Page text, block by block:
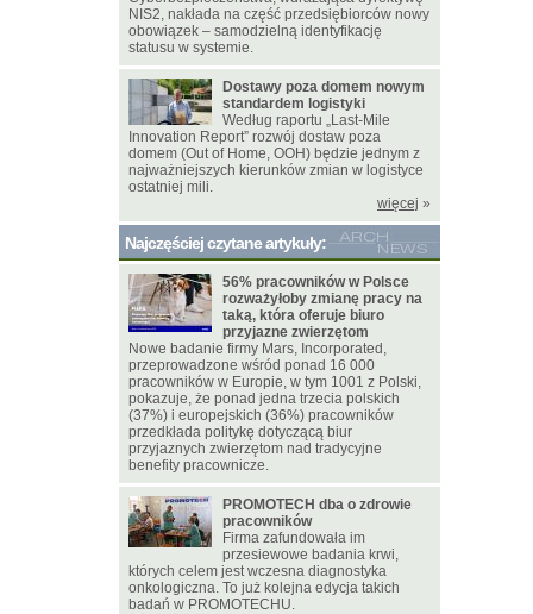
NIS2, nakłada na część przedsiębiorców nowy
obowiązek – samodzielną identyfikację
statusu w systemie.
Dostawy poza domem nowym
standardem logistyki
Według raportu „Last-Mile
Innovation Report” rozwój dostaw poza
domem (Out of Home, OOH) będzie jednym z
najważniejszych kierunków zmian w logistyce
ostatniej mili.
więcej »
Najczęściej czytane artykuły:
56% pracowników w Polsce
rozważyłoby zmianę pracy na
taką, która oferuje biuro
przyjazne zwierzętom
Nowe badanie firmy Mars, Incorporated,
przeprowadzone wśród ponad 16 000
pracowników w Europie, w tym 1001 z Polski,
pokazuje, że ponad jedna trzecia polskich
(37%) i europejskich (36%) pracowników
przedkłada politykę dotyczącą biur
przyjaznych zwierzętom nad tradycyjne
benefity pracownicze.
PROMOTECH dba o zdrowie
pracowników
Firma zafundowała im
przesiewowe badania krwi,
których celem jest wczesna diagnostyka
onkologiczna. To już kolejna edycja takich
badań w PROMOTECHU.